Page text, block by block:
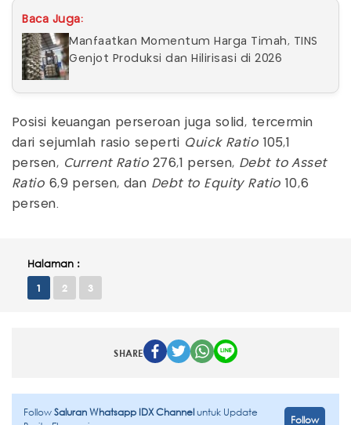
Baca Juga:
Manfaatkan Momentum Harga Timah, TINS
Genjot Produksi dan Hilirisasi di 2026
Posisi keuangan perseroan juga solid, tercermin
dari sejumlah rasio seperti Quick Ratio
105,1
persen, Current Ratio 276,1 persen, Debt to Asset
Ratio 6,9 persen, dan Debt to Equity Ratio10,6
persen.
Halaman :
1 2 3
SHARE
FollowSaluran Whatsapp IDX Channeluntuk Update
Follow